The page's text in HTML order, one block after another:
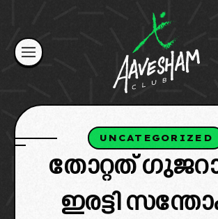
content
UNCATEGORIZED
തോറ്റത്
ഇരട്ടി